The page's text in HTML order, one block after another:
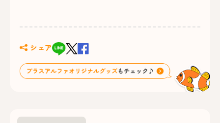
シェア